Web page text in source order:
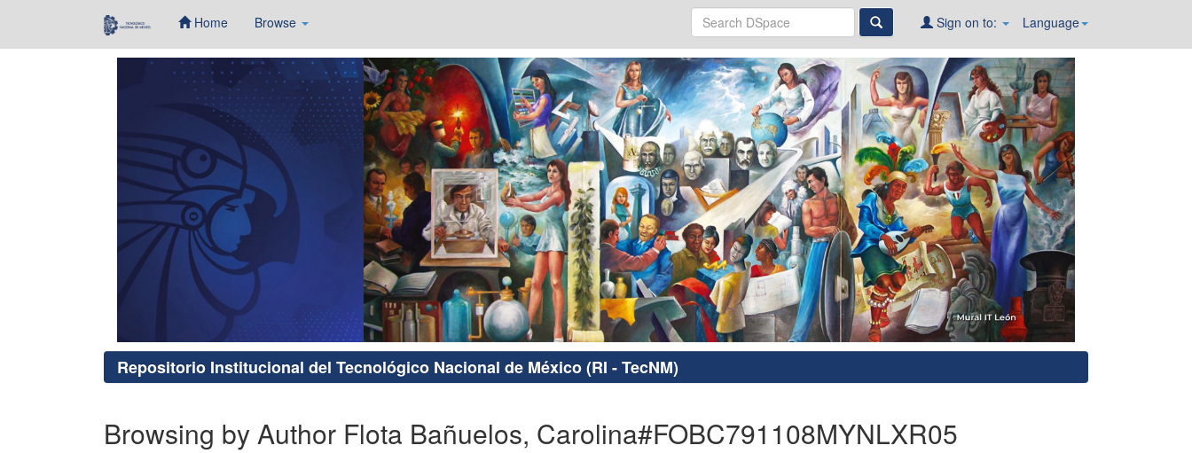
Home Browse Language
Sign on to:
Repositorio Institucional del Tecnológico Nacional de México (RI - TecNM)
Browsing by Author Flota Bañuelos, Carolina#FOBC791108MYNLXR05